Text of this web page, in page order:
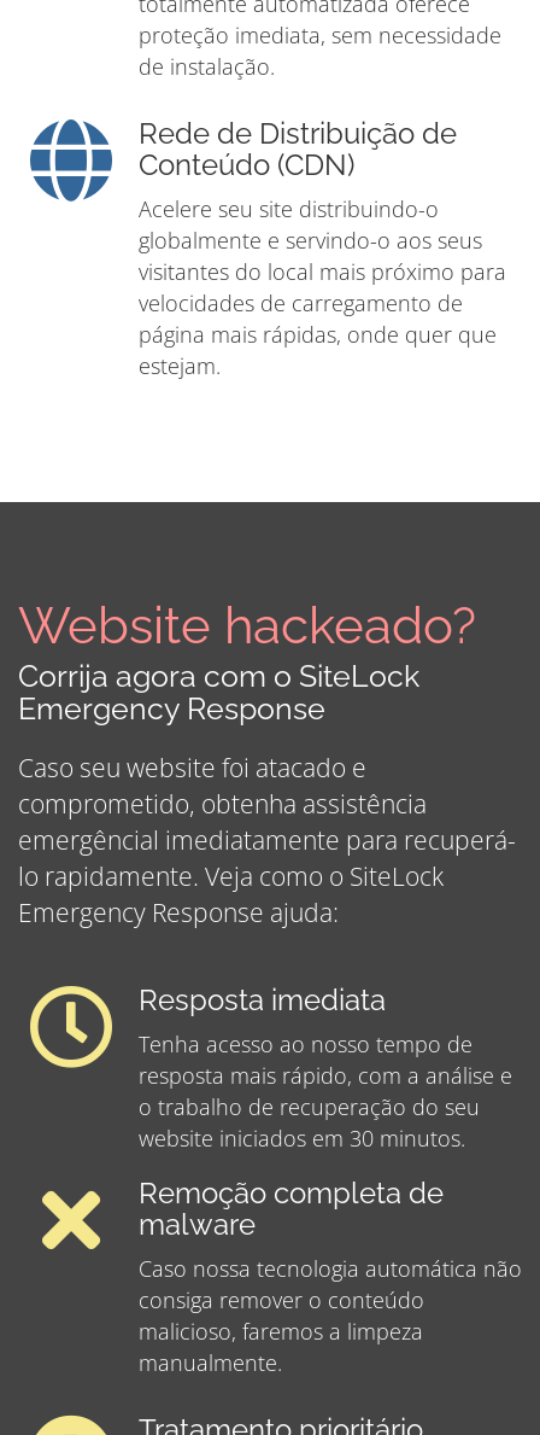
proteção imediata, sem necessidade
de instalação.
Rede de Distribuição de
Conteúdo (CDN)
Acelere seu site distribuindo-o
globalmente e servindo-o aos seus
visitantes do local mais próximo para
velocidades de carregamento de
página mais rápidas, onde quer que
estejam.
Website hackeado?
Corrija agora com o SiteLock
Emergency Response
Caso seu website foi atacado e
comprometido, obtenha assistência
emergêncial imediatamente para recuperá-
lo rapidamente. Veja como o SiteLock
Emergency Response ajuda:
Resposta imediata
Tenha acesso ao nosso tempo de
resposta mais rápido, com a análise e
o trabalho de recuperação do seu
website iniciados em 30 minutos.
Remoção completa de
malware
Caso nossa tecnologia automática não
consiga remover o conteúdo
malicioso, faremos a limpeza
manualmente.